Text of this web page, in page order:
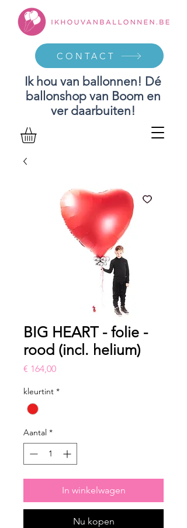
Ik hou van ballonnen! Dé
ballonshop van Boom en
ver daarbuiten!
CONTACT
BIG HEART - folie -
rood (incl. helium)
€ 164,00Prijs
kleurtint *
Aantal *
In winkelwagen
Nu kopen